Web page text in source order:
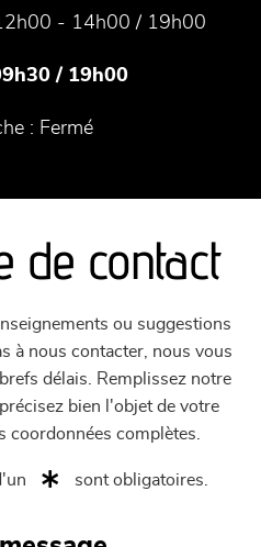
- 14h00 / 19h00
/ 19h00
: Fermé
de contact
ou suggestions
à nous contacter, nous vous
délais. Remplissez notre
bien l'objet de votre
coordonnées complètes.
sont obligatoires.